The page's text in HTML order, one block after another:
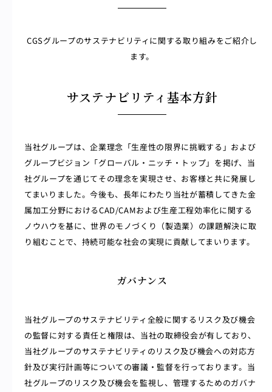
CGSグループのサステナビリティに関する取り組みをご紹介し
ます。
サステナビリティ基本方針
当社グループは、企業理念「生産性の限界に挑戦する」および
グループビジョン「グローバル・ニッチ・トップ」を掲げ、当
社グループを通じてその理念を実現させ、お客様と共に発展し
てまいりました。今後も、長年にわたり当社が蓄積してきた金
属加工分野におけるCAD/CAMおよび生産工程効率化に関する
ノウハウを基に、世界のモノづくり（製造業）の課題解決に取
り組むことで、持続可能な社会の実現に貢献してまいります。
ガバナンス
当社グループのサステナビリティ全般に関するリスク及び機会
の監督に対する責任と権限は、当社の取締役会が有しており、
当社グループのサステナビリティのリスク及び機会への対応方
針及び実行計画等についての審議・監督を行っております。当
社グループのリスク及び機会を監視し、管理するためのガバナ